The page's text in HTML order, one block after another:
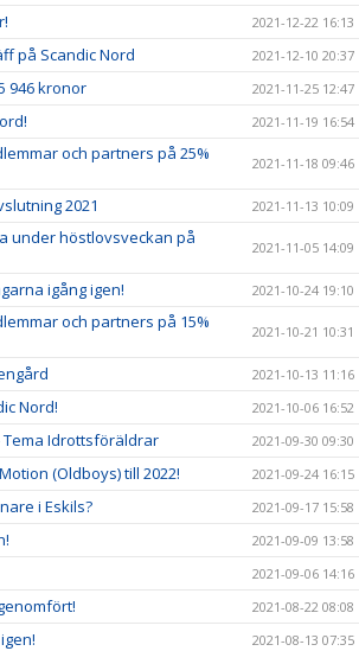
2021-12-22 16:13
på Scandic Nord 2021-12-10 20:37
946 kronor 2021-11-25 12:47
2021-11-19 16:54
och partners på 25%
2021-11-18 09:46
2021 2021-11-13 10:09
under höstlovsveckan på
2021-11-05 14:09
igång igen! 2021-10-24 19:10
och partners på 15%
2021-10-21 10:31
2021-10-13 11:16
Nord! 2021-10-06 16:52
Tema Idrottsföräldrar 2021-09-30 09:30
(Oldboys) till 2022! 2021-09-24 16:15
i Eskils? 2021-09-17 15:58
2021-09-09 13:58
2021-09-06 14:16
2021-08-22 08:08
2021-08-13 07:35